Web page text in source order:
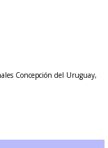
Concepción del Uruguay,